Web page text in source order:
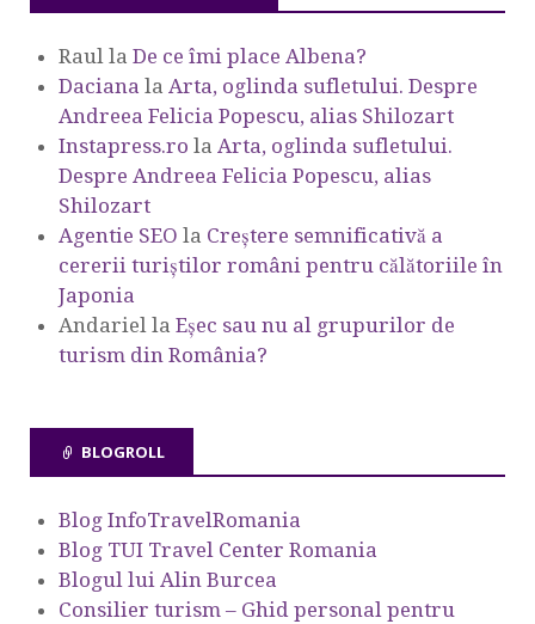
Raul la De ce îmi place Albena?
Daciana la Arta, oglinda sufletului. Despre
Andreea Felicia Popescu, alias Shilozart
Instapress.ro la Arta, oglinda sufletului.
Despre Andreea Felicia Popescu, alias
Shilozart
Agentie SEO la Creștere semnificativă a
cererii turiștilor români pentru călătoriile în
Japonia
Andariel la Eşec sau nu al grupurilor de
turism din România?
BLOGROLL
Blog InfoTravelRomania
Blog TUI Travel Center Romania
Blogul lui Alin Burcea
Consilier turism – Ghid personal pentru